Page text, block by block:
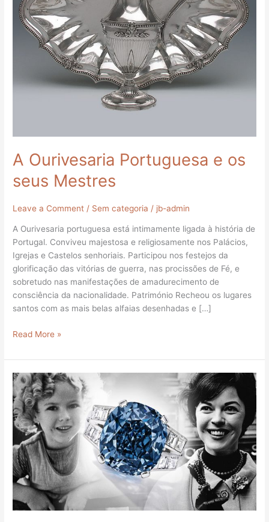
A Ourivesaria Portuguesa e os
seus Mestres
Leave a Comment / Sem categoria / jb-admin
A Ourivesaria portuguesa está intimamente ligada à história de
Portugal. Conviveu majestosa e religiosamente nos Palácios,
Igrejas e Castelos senhoriais. Participou nos festejos da
glorificação das vitórias de guerra, nas procissões de Fé, e
sobretudo nas manifestações de amadurecimento de
consciência da nacionalidade. Património Recheou os lugares
santos com as mais belas alfaias desenhadas e […]
Read More »
O
Diamante
Azul
de
Shirley
Temple